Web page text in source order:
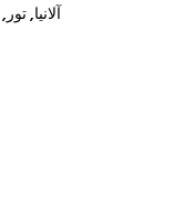
آلانیا,تور,